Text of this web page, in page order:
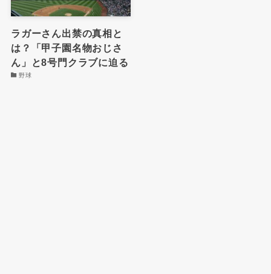
ラガーさん出禁の真相と
は？「甲子園名物おじさ
ん」と8号門クラブに迫る
野球